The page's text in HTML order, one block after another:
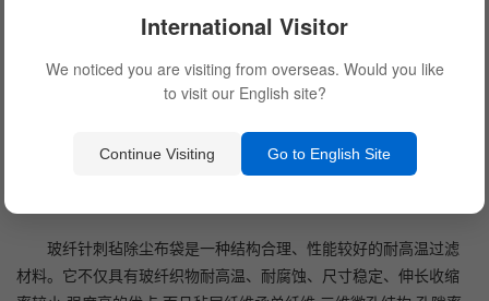
及剥离强度有明显的提高,可承担高过滤负荷。氟美斯布袋过滤速度
相比,克服了化纤除尘布袋伸长率大、变形大、耐温低、耐腐蚀性差
的弱点;并且氟美斯布袋尺寸稳定性、强度更好,并且价格低于其它耐
高温化学纤维。氟美斯布袋广泛应用于钢铁、冶炼、化工、炭黑、
建材、电力等部门。
玻纤针刺毡除尘布袋是一种结构合理、性能较好的耐高温过滤
材料。它不仅具有玻纤织物耐高温、耐腐蚀、尺寸稳定、伸长收缩
International Visitor
We noticed you are visiting from overseas. Would you like
to visit our English site?
Continue Visiting Go to English Site